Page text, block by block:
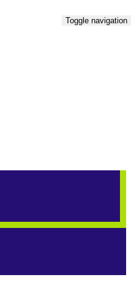
Toggle navigation